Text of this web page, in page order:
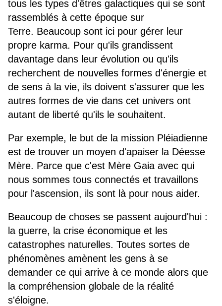
tous les types d'êtres galactiques qui se sont
rassemblés à cette époque sur
Terre. Beaucoup sont ici pour gérer leur
propre karma. Pour qu'ils grandissent
davantage dans leur évolution ou qu'ils
recherchent de nouvelles formes d'énergie et
de sens à la vie, ils doivent s'assurer que les
autres formes de vie dans cet univers ont
autant de liberté qu'ils le souhaitent.
Par exemple, le but de la mission Pléiadienne
est de trouver un moyen d'apaiser la Déesse
Mère. Parce que c'est Mère Gaia avec qui
nous sommes tous connectés et travaillons
pour l'ascension, ils sont là pour nous aider.
Beaucoup de choses se passent aujourd'hui :
la guerre, la crise économique et les
catastrophes naturelles. Toutes sortes de
phénomènes amènent les gens à se
demander ce qui arrive à ce monde alors que
la compréhension globale de la réalité
s'éloigne.